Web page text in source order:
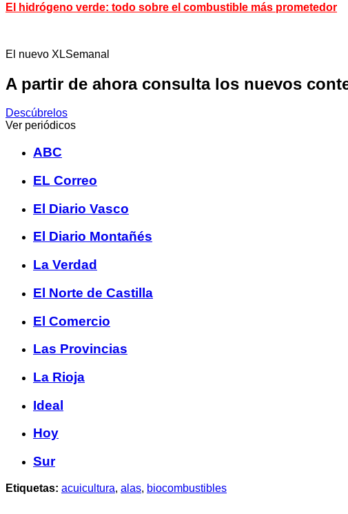
El hidrógeno verde: todo sobre el combustible más prometedor
El nuevo XLSemanal
A partir de ahora consulta los nuevos
Descúbrelos
Ver periódicos
ABC
EL Correo
El Diario Vasco
El Diario Montañés
La Verdad
El Norte de Castilla
El Comercio
Las Provincias
La Rioja
Ideal
Hoy
Sur
Etiquetas: acuicultura, alas, biocombustibles